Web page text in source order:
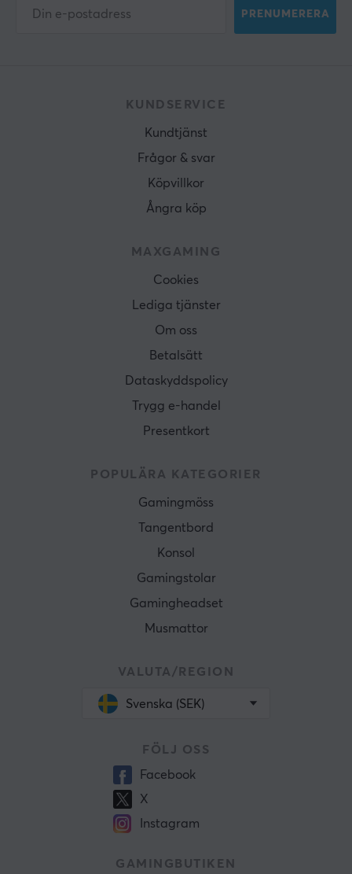
PRENUMERERA
KUNDSERVICE
Kundtjänst
Frågor & svar
Köpvillkor
Ångra köp
MAXGAMING
Cookies
Lediga tjänster
Om oss
Betalsätt
Dataskyddspolicy
Trygg e-handel
Presentkort
POPULÄRA KATEGORIER
Gamingmöss
Tangentbord
Konsol
Gamingstolar
Gamingheadset
Musmattor
VALUTA/REGION
Svenska (SEK)
FÖLJ OSS
Facebook
X
Instagram
GAMINGBUTIKEN